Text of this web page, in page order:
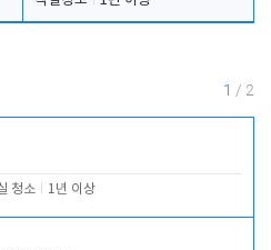
1 / 2
청소 1년 이상